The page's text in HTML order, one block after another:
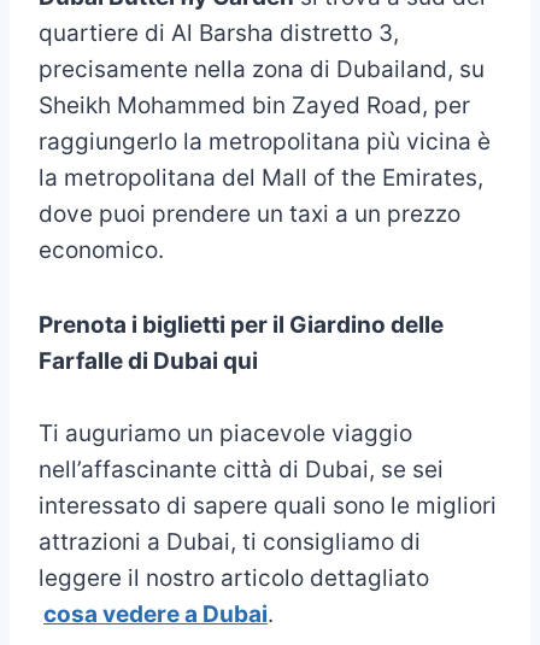
quartiere di Al Barsha distretto 3,
precisamente nella zona di Dubailand, su
Sheikh Mohammed bin Zayed Road, per
raggiungerlo la metropolitana più vicina è
la metropolitana del Mall of the Emirates,
dove puoi prendere un taxi a un prezzo
economico.
Prenota i biglietti per il Giardino delle
Farfalle di Dubai qui
Ti auguriamo un piacevole viaggio
nell’affascinante città di Dubai, se sei
interessato di sapere quali sono le migliori
attrazioni a Dubai, ti consigliamo di
leggere il nostro articolo dettagliato
cosa vedere a Dubai.